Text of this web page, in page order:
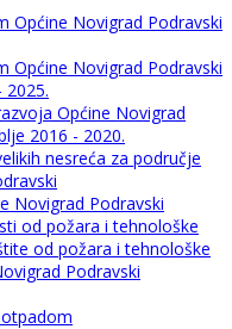
Općine Novigrad Podravski
Općine Novigrad Podravski
2025.
Općine Novigrad
2016 - 2020.
nesreća za područje
Novigrad Podravski
od požara i tehnološke
od požara i tehnološke
Podravski